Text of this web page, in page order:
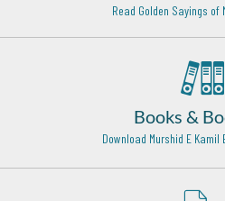
Hazrat Shah Hamid Raza Ali
Bareilly Shareef - 17
Makhdoom Syed Ashraf
Hazrat Khawaja UbaiduAllah
Hazrat Shaikh Abdul Haq
Read Golden Sayings of
Books &
Download Murshid E